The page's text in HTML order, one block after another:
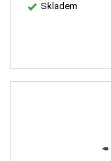
Skladem